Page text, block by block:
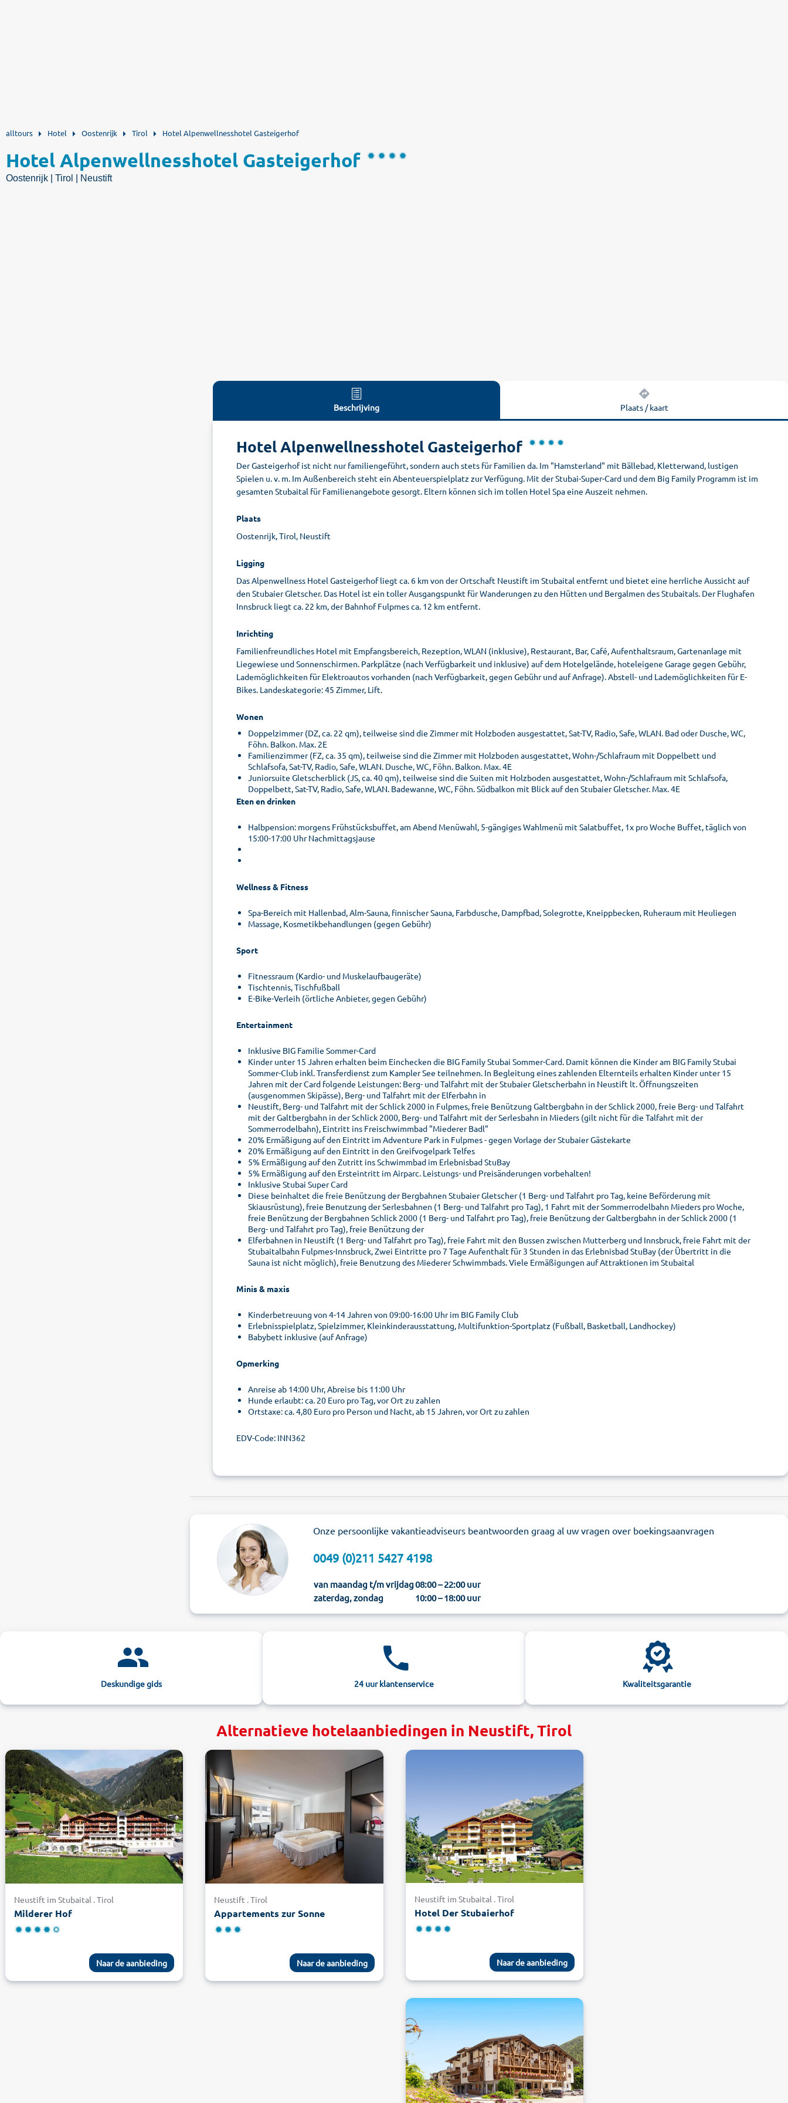
alltours Hotel Oostenrijk Tirol Hotel Alpenwellnesshotel Gasteigerhof
Hotel Alpenwellnesshotel Gasteigerhof
Oostenrijk | Tirol | Neustift
Beschrijving Plaats / kaart
Hotel Alpenwellnesshotel Gasteigerhof
Der Gasteigerhof ist nicht nur familiengeführt, sondern auch stets für Familien da. Im "Hamsterland" mit Bällebad, Kletterwand, lustigen
Spielen u. v. m. Im Außenbereich steht ein Abenteuerspielplatz zur Verfügung. Mit der Stubai-Super-Card und dem Big Family Programm ist im
gesamten Stubaital für Familienangebote gesorgt. Eltern können sich im tollen Hotel Spa eine Auszeit nehmen.
Plaats
Oostenrijk, Tirol, Neustift
Ligging
Das Alpenwellness Hotel Gasteigerhof liegt ca. 6 km von der Ortschaft Neustift im Stubaital entfernt und bietet eine herrliche Aussicht auf
den Stubaier Gletscher. Das Hotel ist ein toller Ausgangspunkt für Wanderungen zu den Hütten und Bergalmen des Stubaitals. Der Flughafen
Innsbruck liegt ca. 22 km, der Bahnhof Fulpmes ca. 12 km entfernt.
Inrichting
Familienfreundliches Hotel mit Empfangsbereich, Rezeption, WLAN (inklusive), Restaurant, Bar, Café, Aufenthaltsraum, Gartenanlage mit
Liegewiese und Sonnenschirmen. Parkplätze (nach Verfügbarkeit und inklusive) auf dem Hotelgelände, hoteleigene Garage gegen Gebühr,
Lademöglichkeiten für Elektroautos vorhanden (nach Verfügbarkeit, gegen Gebühr und auf Anfrage). Abstell- und Lademöglichkeiten für E-
Bikes. Landeskategorie: 45 Zimmer, Lift.
Wonen
Doppelzimmer (DZ, ca. 22 qm), teilweise sind die Zimmer mit Holzboden ausgestattet, Sat-TV, Radio, Safe, WLAN. Bad oder Dusche, WC,
Föhn. Balkon. Max. 2E
Familienzimmer (FZ, ca. 35 qm), teilweise sind die Zimmer mit Holzboden ausgestattet, Wohn-/Schlafraum mit Doppelbett und
Schlafsofa, Sat-TV, Radio, Safe, WLAN. Dusche, WC, Föhn. Balkon. Max. 4E
Juniorsuite Gletscherblick (JS, ca. 40 qm), teilweise sind die Suiten mit Holzboden ausgestattet, Wohn-/Schlafraum mit Schlafsofa,
Doppelbett, Sat-TV, Radio, Safe, WLAN. Badewanne, WC, Föhn. Südbalkon mit Blick auf den Stubaier Gletscher. Max. 4E
Eten en drinken
Halbpension: morgens Frühstücksbuffet, am Abend Menüwahl, 5-gängiges Wahlmenü mit Salatbuffet, 1x pro Woche Buffet, täglich von
15:00-17:00 Uhr Nachmittagsjause
Wellness & Fitness
Spa-Bereich mit Hallenbad, Alm-Sauna, finnischer Sauna, Farbdusche, Dampfbad, Solegrotte, Kneippbecken, Ruheraum mit Heuliegen
Massage, Kosmetikbehandlungen (gegen Gebühr)
Sport
Fitnessraum (Kardio- und Muskelaufbaugeräte)
Tischtennis, Tischfußball
E-Bike-Verleih (örtliche Anbieter, gegen Gebühr)
Entertainment
Inklusive BIG Familie Sommer-Card
Kinder unter 15 Jahren erhalten beim Einchecken die BIG Family Stubai Sommer-Card. Damit können die Kinder am BIG Family Stubai
Sommer-Club inkl. Transferdienst zum Kampler See teilnehmen. In Begleitung eines zahlenden Elternteils erhalten Kinder unter 15
Jahren mit der Card folgende Leistungen: Berg- und Talfahrt mit der Stubaier Gletscherbahn in Neustift lt. Öffnungszeiten
(ausgenommen Skipässe), Berg- und Talfahrt mit der Elferbahn in
Neustift, Berg- und Talfahrt mit der Schlick 2000 in Fulpmes, freie Benützung Galtbergbahn in der Schlick 2000, freie Berg- und Talfahrt
mit der Galtbergbahn in der Schlick 2000, Berg- und Talfahrt mit der Serlesbahn in Mieders (gilt nicht für die Talfahrt mit der
Sommerrodelbahn), Eintritt ins Freischwimmbad "Miederer Badl"
20% Ermäßigung auf den Eintritt im Adventure Park in Fulpmes - gegen Vorlage der Stubaier Gästekarte
20% Ermäßigung auf den Eintritt in den Greifvogelpark Telfes
5% Ermäßigung auf den Zutritt ins Schwimmbad im Erlebnisbad StuBay
5% Ermäßigung auf den Ersteintritt im Airparc. Leistungs- und Preisänderungen vorbehalten!
Inklusive Stubai Super Card
Diese beinhaltet die freie Benützung der Bergbahnen Stubaier Gletscher (1 Berg- und Talfahrt pro Tag, keine Beförderung mit
Skiausrüstung), freie Benutzung der Serlesbahnen (1 Berg- und Talfahrt pro Tag), 1 Fahrt mit der Sommerrodelbahn Mieders pro Woche,
freie Benützung der Bergbahnen Schlick 2000 (1 Berg- und Talfahrt pro Tag), freie Benützung der Galtbergbahn in der Schlick 2000 (1
Berg- und Talfahrt pro Tag), freie Benützung der
Elferbahnen in Neustift (1 Berg- und Talfahrt pro Tag), freie Fahrt mit den Bussen zwischen Mutterberg und Innsbruck, freie Fahrt mit der
Stubaitalbahn Fulpmes-Innsbruck, Zwei Eintritte pro 7 Tage Aufenthalt für 3 Stunden in das Erlebnisbad StuBay (der Übertritt in die
Sauna ist nicht möglich), freie Benutzung des Miederer Schwimmbads. Viele Ermäßigungen auf Attraktionen im Stubaital
Minis & maxis
Kinderbetreuung von 4-14 Jahren von 09:00-16:00 Uhr im BIG Family Club
Erlebnisspielplatz, Spielzimmer, Kleinkinderausstattung, Multifunktion-Sportplatz (Fußball, Basketball, Landhockey)
Babybett inklusive (auf Anfrage)
Opmerking
Anreise ab 14:00 Uhr, Abreise bis 11:00 Uhr
Hunde erlaubt: ca. 20 Euro pro Tag, vor Ort zu zahlen
Ortstaxe: ca. 4,80 Euro pro Person und Nacht, ab 15 Jahren, vor Ort zu zahlen
EDV-Code: INN362
Onze persoonlijke vakantieadviseurs beantwoorden graag al uw vragen over boekingsaanvragen
0049 (0)211 5427 4198
van maandag t/m vrijdag08:00 – 22:00 uur
zaterdag, zondag
10:00 – 18:00 uur
Deskundige gids 24 uur klantenservice Kwaliteitsgarantie
Alternatieve hotelaanbiedingen in Neustift, Tirol
Neustift im Stubaital . Tirol
Milderer Hof
Naar de aanbieding
Neustift . Tirol
Appartements zur Sonne
Naar de aanbieding
Neustift im Stubaital . Tirol
Hotel Der Stubaierhof
Naar de aanbieding